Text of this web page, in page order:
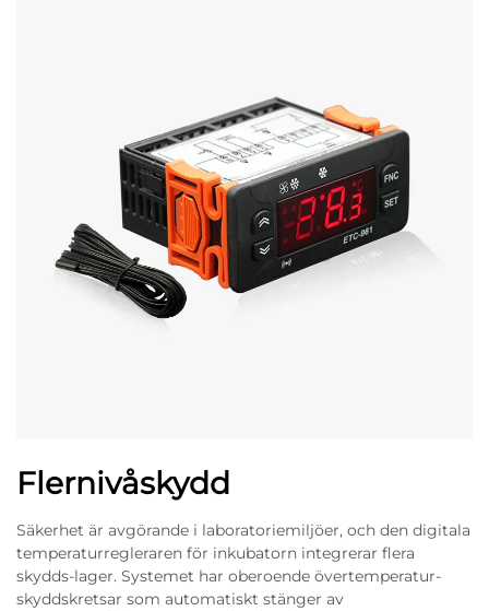
Flernivåskydd
Säkerhet är avgörande i laboratoriemiljöer, och den digitala
temperaturregleraren för inkubatorn integrerar flera
skydds-lager. Systemet har oberoende övertemperatur-
skyddskretsar som automatiskt stänger av